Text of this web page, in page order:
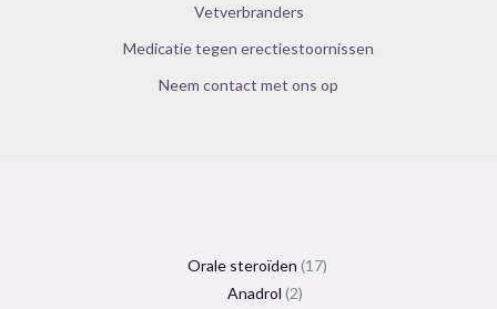
Vetverbranders
Medicatie tegen erectiestoornissen
Neem contact met ons op
Orale steroïden 17
Anadrol 2